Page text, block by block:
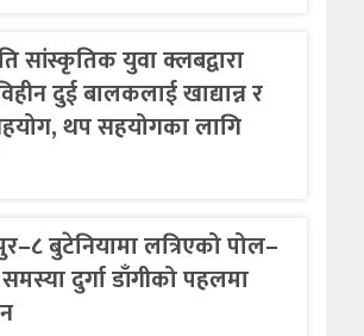
सांस्कृतिक युवा क्लबद्वारा
दुई बालकलाई खाद्यान्न र
थप सहयोगका लागि
बुटेनियामा लत्रिएको पोल–
दुर्गा डाँगीको पहलमा